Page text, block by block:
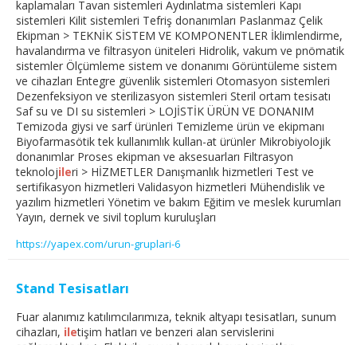
kaplamaları Tavan sistemleri Aydınlatma sistemleri Kapı
sistemleri Kilit sistemleri Tefriş donanımları Paslanmaz Çelik
Ekipman > TEKNİK SİSTEM VE KOMPONENTLER İklimlendirme,
havalandırma ve filtrasyon üniteleri Hidrolik, vakum ve pnömatik
sistemler Ölçümleme sistem ve donanımı Görüntüleme sistem
ve cihazları Entegre güvenlik sistemleri Otomasyon sistemleri
Dezenfeksiyon ve sterilizasyon sistemleri Steril ortam tesisatı
Saf su ve DI su sistemleri > LOJİSTİK ÜRÜN VE DONANIM
Temizoda giysi ve sarf ürünleri Temizleme ürün ve ekipmanı
Biyofarmasötik tek kullanımlık kullan-at ürünler Mikrobiyolojik
donanımlar Proses ekipman ve aksesuarları Filtrasyon
teknolojileri > HİZMETLER Danışmanlık hizmetleri Test ve
sertifikasyon hizmetleri Validasyon hizmetleri Mühendislik ve
yazılım hizmetleri Yönetim ve bakım Eğitim ve meslek kurumları
Yayın, dernek ve sivil toplum kuruluşları
https://yapex.com/urun-gruplari-6
Stand Tesisatları
Fuar alanımız katılımcılarımıza, teknik altyapı tesisatları, sunum
cihazları, iletişim hatları ve benzeri alan servislerini